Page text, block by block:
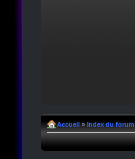
Accueil » Index du forum